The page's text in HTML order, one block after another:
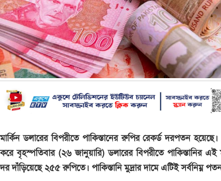
মার্কিন ডলারের বিপরীতে পাকিস্তানের রুপির রেকর্ড দরপতন
করে বৃহস্পতিবার (২৬ জানুয়ারি) ডলারের বিপরীতে পাকিস্তানির এই
দর দাঁড়িয়েছে ২৫৫ রুপিতে। পাকিস্তানি মুদ্রার দামে এটিই সর্বনিম্ন